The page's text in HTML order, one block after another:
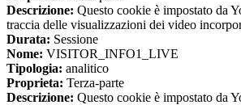
Descrizione: Questo cookie è impostato da
traccia delle visualizzazioni dei video
Durata: Sessione
Nome: VISITOR_INFO1_LIVE
Tipologia: analitico
Proprieta: Terza-parte
Descrizione: Questo cookie è impostato da